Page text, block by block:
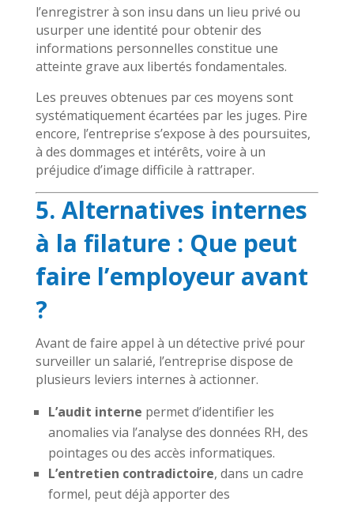
l’enregistrer à son insu dans un lieu privé ou
usurper une identité pour obtenir des
informations personnelles constitue une
atteinte grave aux libertés fondamentales.
Les preuves obtenues par ces moyens sont
systématiquement écartées par les juges. Pire
encore, l’entreprise s’expose à des poursuites,
à des dommages et intérêts, voire à un
préjudice d’image difficile à rattraper.
5. Alternatives internes
à la filature : Que peut
faire l’employeur avant
?
Avant de faire appel à un détective privé pour
surveiller un salarié, l’entreprise dispose de
plusieurs leviers internes à actionner.
L’audit interne permet d’identifier les
anomalies via l’analyse des données RH, des
pointages ou des accès informatiques.
L’entretien contradictoire, dans un cadre
formel, peut déjà apporter des